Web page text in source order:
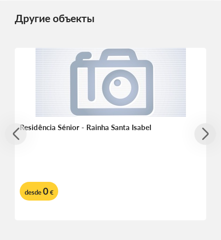
Другие объекты
Residência Sénior - Rainha Santa Isabel
desde0€